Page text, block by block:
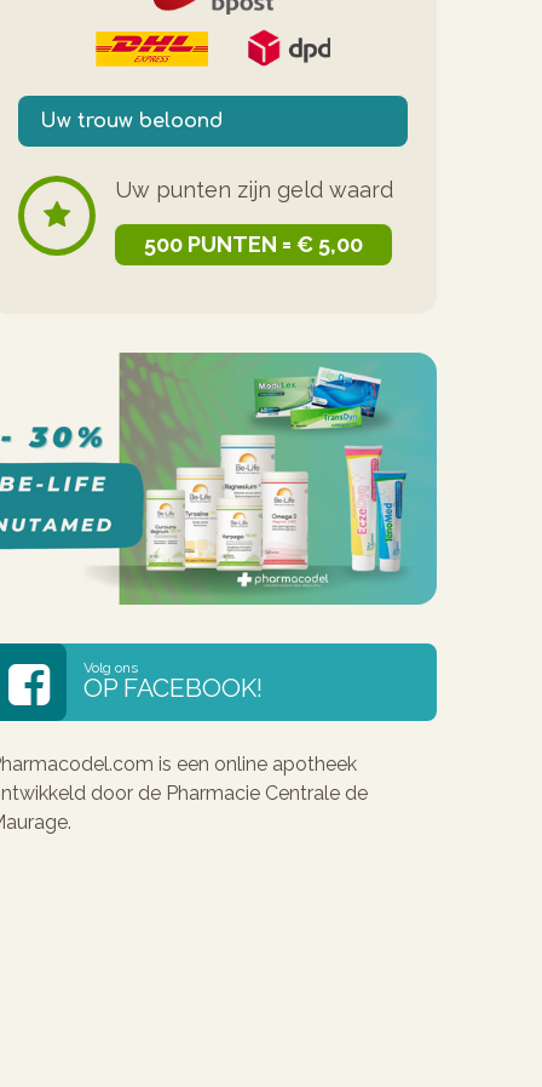
Uw trouw beloond
Uw punten zijn geld waard
500 PUNTEN = € 5,00
Volg ons
OP FACEBOOK!
is een online apotheek
door de Pharmacie Centrale de